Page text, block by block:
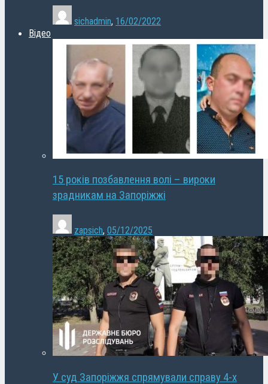
sichadmin, 16/02/2022
Відео
15 років позбавлення волі – вироки
зрадникам на Запоріжжі
zapsich, 05/12/2025
У суд Запоріжжя спрямували справу 4-х